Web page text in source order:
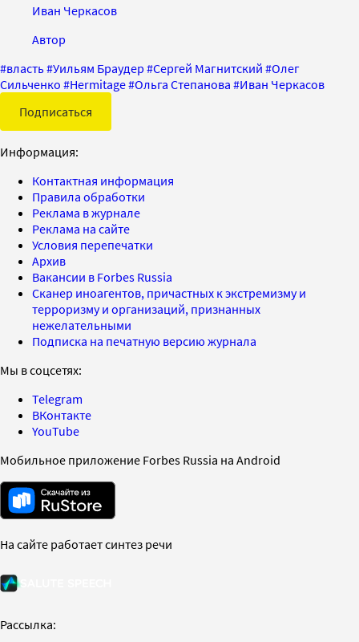
Иван Черкасов
Автор
#власть#Уильям Браудер #Сергей Магнитский #Олег
Сильченко #Hermitage#Ольга Степанова #Иван Черкасов
Подписаться
Информация:
Контактная информация
Правила обработки
Реклама в журнале
Реклама на сайте
Условия перепечатки
Архив
Вакансии в Forbes Russia
Сканер иноагентов, причастных к экстремизму и
терроризму и организаций, признанных
нежелательными
Подписка на печатную версию журнала
Мы в соцсетях:
Telegram
ВКонтакте
YouTube
Мобильное приложение Forbes Russia на Android
На сайте работает синтез речи
Рассылка: